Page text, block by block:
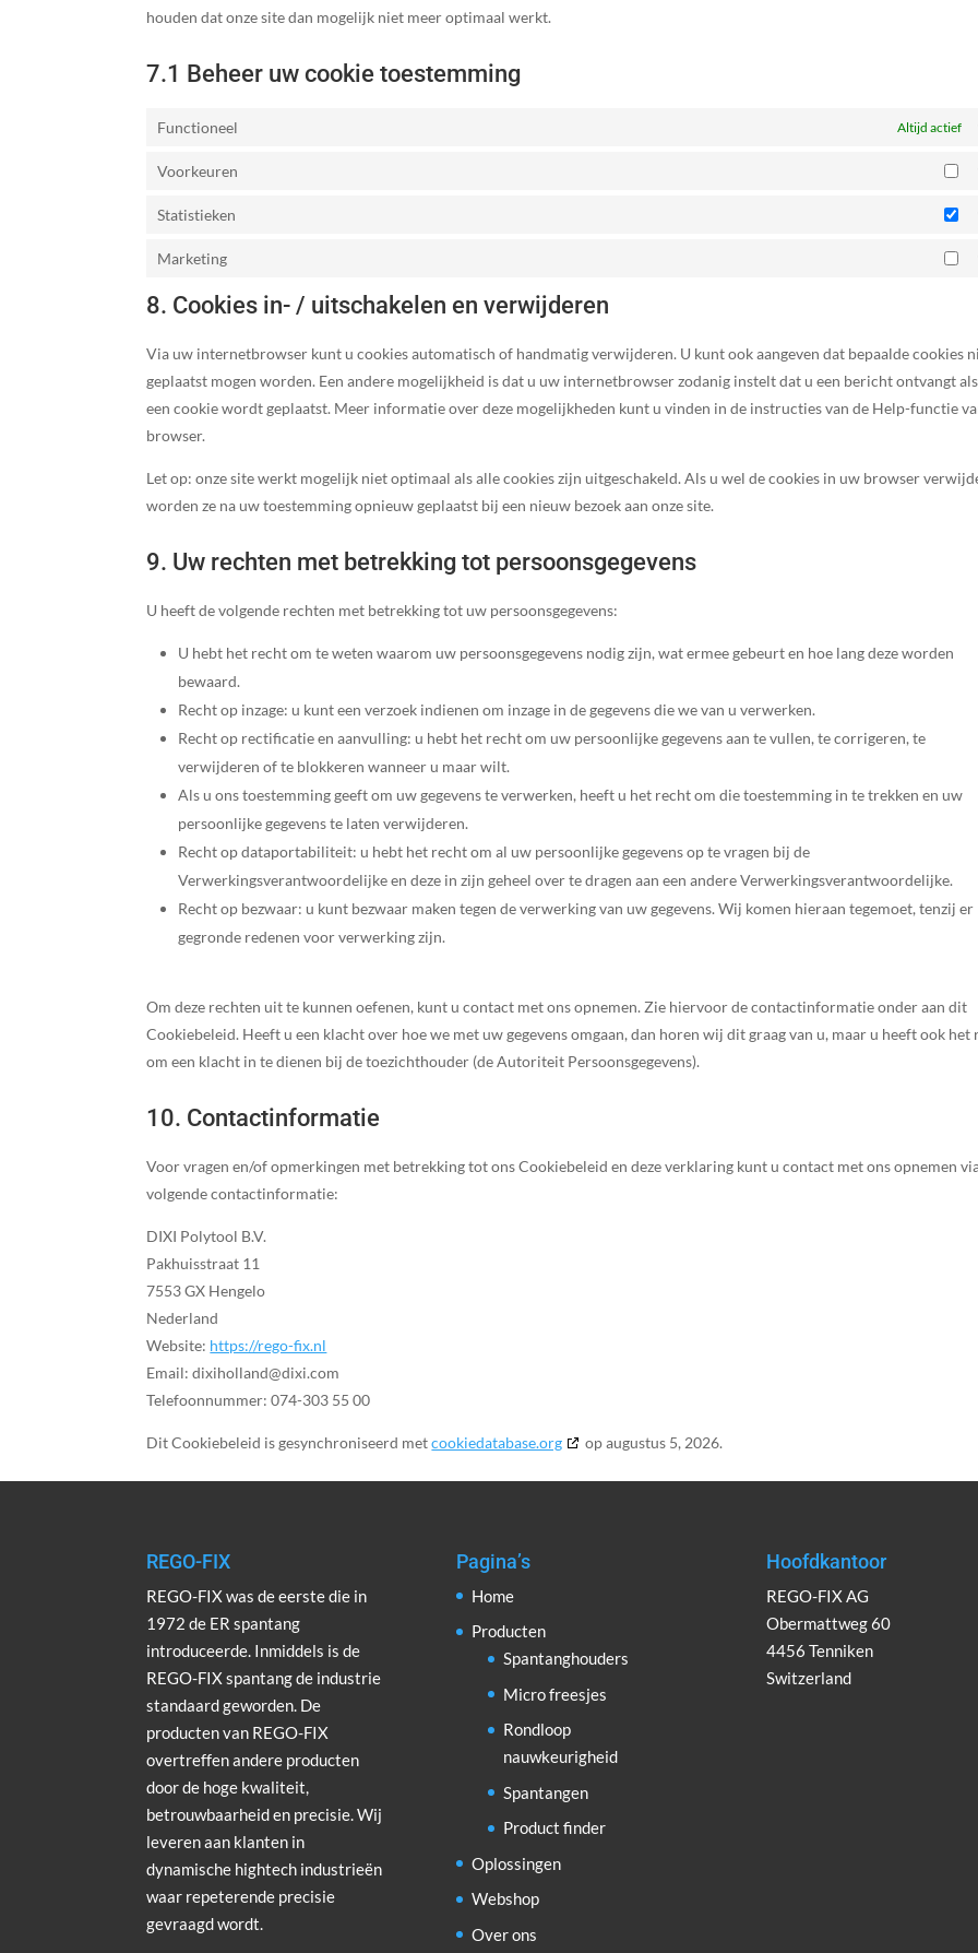
houden dat onze site dan mogelijk niet meer optimaal werkt.
7.1 Beheer uw cookie toestemming
Functioneel Altijd actief
Voorkeuren
Statistieken
Marketing
8. Cookies in- / uitschakelen en verwijderen
Via uw internetbrowser kunt u cookies automatisch of handmatig verwijderen. U kunt ook aangeven dat bepaalde cookies
geplaatst mogen worden. Een andere mogelijkheid is dat u uw internetbrowser zodanig instelt dat u een bericht ontvangt
een cookie wordt geplaatst. Meer informatie over deze mogelijkheden kunt u vinden in de instructies van de Help-functie
browser.
Let op: onze site werkt mogelijk niet optimaal als alle cookies zijn uitgeschakeld. Als u wel de cookies in uw browser
worden ze na uw toestemming opnieuw geplaatst bij een nieuw bezoek aan onze site.
9. Uw rechten met betrekking tot persoonsgegevens
U heeft de volgende rechten met betrekking tot uw persoonsgegevens:
U hebt het recht om te weten waarom uw persoonsgegevens nodig zijn, wat ermee gebeurt en hoe lang deze worden
bewaard.
Recht op inzage: u kunt een verzoek indienen om inzage in de gegevens die we van u verwerken.
Recht op rectificatie en aanvulling: u hebt het recht om uw persoonlijke gegevens aan te vullen, te corrigeren, te
verwijderen of te blokkeren wanneer u maar wilt.
Als u ons toestemming geeft om uw gegevens te verwerken, heeft u het recht om die toestemming in te trekken en uw
persoonlijke gegevens te laten verwijderen.
Recht op dataportabiliteit: u hebt het recht om al uw persoonlijke gegevens op te vragen bij de
Verwerkingsverantwoordelijke en deze in zijn geheel over te dragen aan een andere Verwerkingsverantwoordelijke.
Recht op bezwaar: u kunt bezwaar maken tegen de verwerking van uw gegevens. Wij komen hieraan tegemoet, tenzij er
gegronde redenen voor verwerking zijn.
Om deze rechten uit te kunnen oefenen, kunt u contact met ons opnemen. Zie hiervoor de contactinformatie onder aan dit
Cookiebeleid. Heeft u een klacht over hoe we met uw gegevens omgaan, dan horen wij dit graag van u, maar u heeft ook het
om een klacht in te dienen bij de toezichthouder (de Autoriteit Persoonsgegevens).
10. Contactinformatie
Voor vragen en/of opmerkingen met betrekking tot ons Cookiebeleid en deze verklaring kunt u contact met ons opnemen
volgende contactinformatie:
DIXI Polytool B.V.
Pakhuisstraat 11
7553 GX Hengelo
Nederland
Website: https://rego-fix.nl
Email:dixiholland@dixi.com
Telefoonnummer: 074-303 55 00
Dit Cookiebeleid is gesynchroniseerd metcookiedatabase.org op augustus 5, 2026.
REGO-FIX
REGO-FIX was de eerste die in
1972 de ER spantang
introduceerde. Inmiddels is de
REGO-FIX spantang de industrie
standaard geworden. De
producten van REGO-FIX
overtreffen andere producten
door de hoge kwaliteit,
betrouwbaarheid en precisie. Wij
leveren aan klanten in
dynamische hightech industrieën
waar repeterende precisie
gevraagd wordt.
Pagina’s
Home
Producten
Spantanghouders
Micro freesjes
Rondloop
nauwkeurigheid
Spantangen
Product finder
Oplossingen
Webshop
Over ons
Hoofdkantoor
REGO-FIX AG
Obermattweg 60
4456 Tenniken
Switzerland